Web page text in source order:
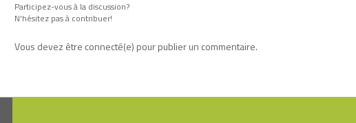
Participez-vous à la discussion?
N'hésitez pas à contribuer!
Vous devez être connecté(e) pour publier un commentaire.